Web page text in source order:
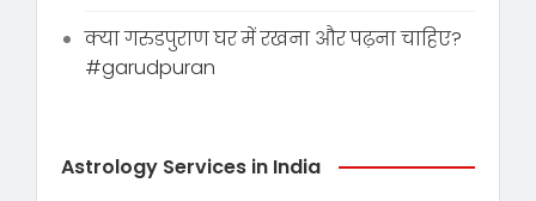
क्या गरुडपुराण घर में रखना और पढ़ना चाहिए?
#garudpuran
Astrology Services in India